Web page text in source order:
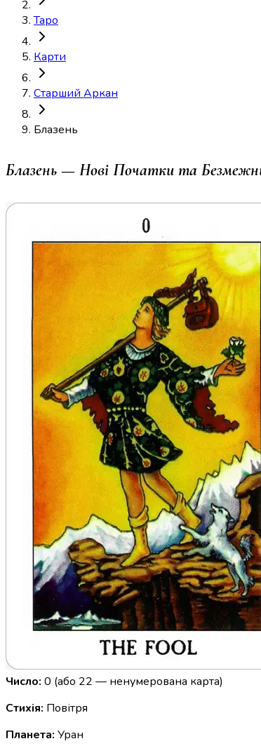
Таро
Карти
Старший Аркан
Блазень
Блазень — Нові Початки та
Число: 0 (або 22 — ненумерована карта)
Стихія: Повітря
Планета: Уран